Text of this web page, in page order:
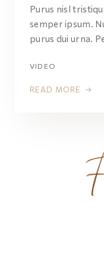
Purus nisl
semper ipsum.
purus dui urna.
VIDEO
READ MORE